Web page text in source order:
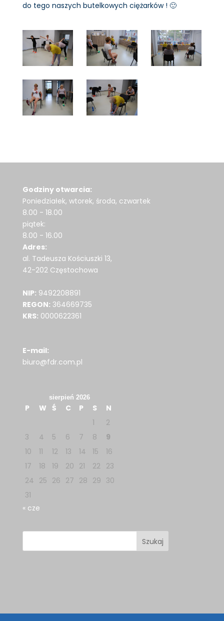
do tego naszych butelkowych ciężarków ! 🙂
Godziny otwarcia:
Poniedziałek, wtorek, środa, czwartek
8.00 - 18.00
piątek:
8.00 - 16.00
Adres:
al. Tadeusza Kościuszki 13,
42-202 Częstochowa
NIP: 9492208891
REGON: 364669735
KRS: 0000622361
E-mail:
biuro@fdr.com.pl
sierpień 2026
P W Ś C P S
N
1
2
3
4 5 6 7 8
9
10
11 12 13 14 15
16
17
18 19 20 21 22
23
24 25 26 27 28 29 30
31
« cze